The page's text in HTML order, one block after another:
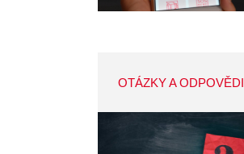
OTÁZKY A ODPOVĚDI